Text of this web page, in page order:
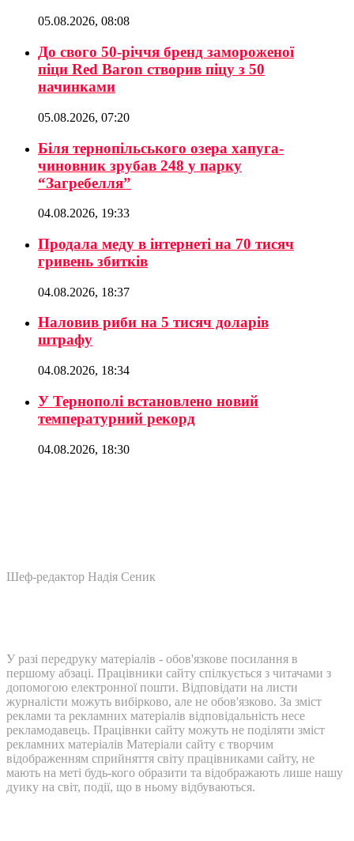
05.08.2026, 08:08
До свого 50-річчя бренд замороженої
піци Red Baron створив піцу з 50
начинками
05.08.2026, 07:20
Біля тернопільського озера хапуга-
чиновник зрубав 248 у парку
“Загребелля”
04.08.2026, 19:33
Продала меду в інтернеті на 70 тисяч
гривень збитків
04.08.2026, 18:37
Наловив риби на 5 тисяч доларів
штрафу
04.08.2026, 18:34
У Тернополі встановлено новий
температурний рекорд
04.08.2026, 18:30
Шеф-редактор Надія Сеник
У разі передруку матеріалів - обов'язкове посилання в
першому абзаці. Працівники сайту спілкується з читачами з
допомогою електронної пошти. Відповідати на листи
журналісти можуть вибірково, але не обов'язково. За зміст
реклами та рекламних матеріалів відповідальність несе
рекламодавець. Працівнки сайту можуть не поділяти зміст
рекламних матеріалів Матеріали сайту є творчим
відображенням сприйняття світу працівниками сайту, не
мають на меті будь-кого образити та відображають лише нашу
дуику на світ, події, що в ньому відбуваються.